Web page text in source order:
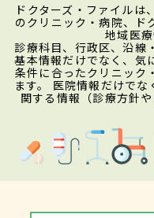
ドクターズ・ファイルは
のクリニック・病院、ド
地域医療
診療科目、行政区、沿線
基本情報だけでなく、気
条件に合ったクリニック
ます。 医院情報だけで
関する情報（診療方針